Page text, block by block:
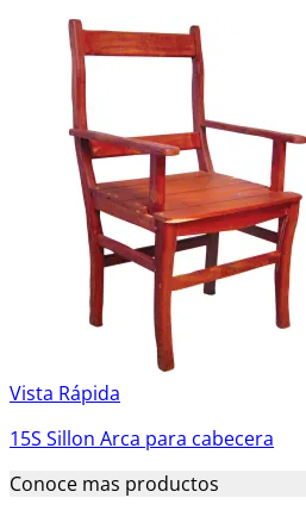
Vista Rápida
15S Sillon Arca para cabecera
Conoce mas productos